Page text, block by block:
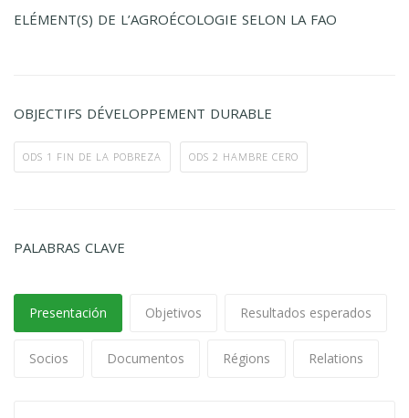
ELÉMENT(S) DE L’AGROÉCOLOGIE SELON LA FAO
OBJECTIFS DÉVELOPPEMENT DURABLE
ODS 1 FIN DE LA POBREZA ODS 2 HAMBRE CERO
PALABRAS CLAVE
Presentación Objetivos Resultados esperados
Socios Documentos Régions Relations